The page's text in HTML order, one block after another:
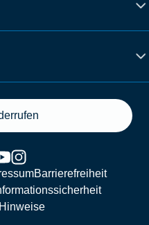
Barrierefreiheit